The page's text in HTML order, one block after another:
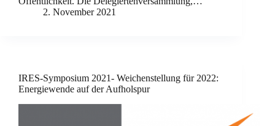
2. November 2021
IRES-Symposium 2021- Weichenstellung für 2022:
Energiewende auf der Aufholspur